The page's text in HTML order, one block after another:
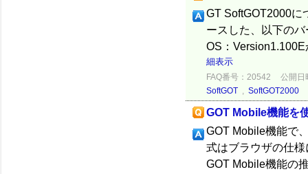
GT SoftGOT2000に
ースした、以下の
OS：
細表示
FAQ番号：20542
公開日
SoftGOT , SoftGOT2000
GOT Mobile機能を
GOT Mobile機能で
式はブラウザの仕
GOT Mobile機能の